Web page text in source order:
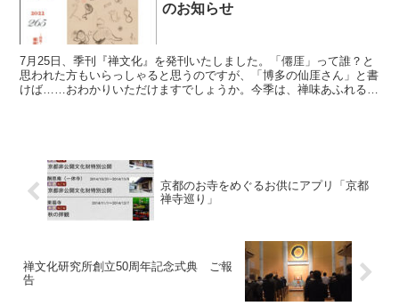
のお知らせ
7月25日、季刊『禅文化』を発刊いたしました。「僊厓」って誰？と
思われた方もいらっしゃると思うのですが、「博多の仙厓さん」と書
けば……おわかりいただけますでしょうか。今季は、禅味あふれる絵
京都のお寺をめぐるお供にアプリ「京都
禅寺巡り」
禅文化研究所創立50周年記念式典 ご報
告